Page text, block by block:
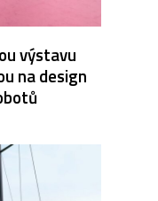
výstavu
na design